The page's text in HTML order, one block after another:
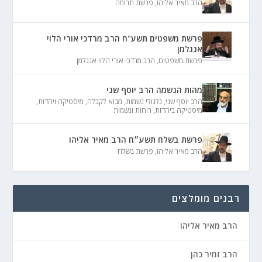
הרב מאיר אליהו, פרשת תרומה
פרשת משפטים תשע"ח הרב מרדכי אורי הלוי
אנגלמן
פרשת משפטים, הרב מרדכי אורי הלוי אנגלמן
מהות הנשמה הרב יוסף שני
הרב יוסף שני, גלגולי נשמות, מבוא לקבלה, מיסטיקה ויהדות,
מיסטיקה ביהדות, רוחות ונשמות
פרשת בשלח תשע״ח הרב מאיר אליהו
הרב מאיר אליהו, פרשת בשלח
רבנים מומלצים
הרב מאיר אליהו
הרב זמיר כהן